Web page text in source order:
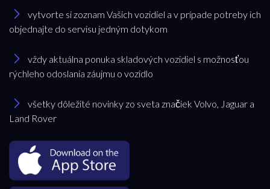
Značka
všetky
vytvorte si zoznam Vašich vozidiel a v prípade potreby ich
objednajte do servisu jedným dotykom
vždy aktuálna ponuka skladových vozidiel s možnosťou
rýchleho odoslania záujmu o vozidlo
všetky dôležité novinky zo sveta značiek Volvo, Jaguar a
Land Rover